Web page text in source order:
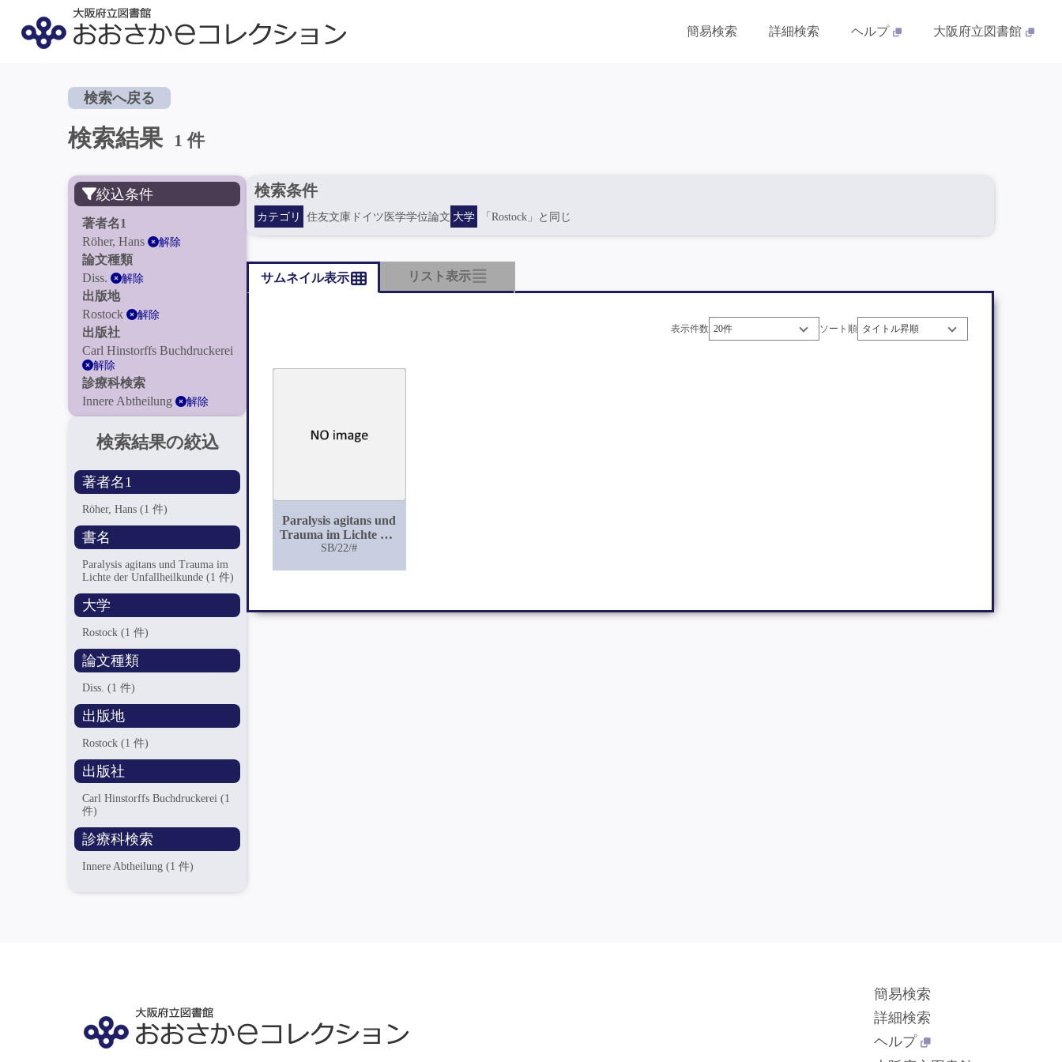
簡易検索 詳細検索 ヘルプ 大阪府立図書館
検索へ戻る
検索結果 1 件
絞込条件
著者名1
Röher, Hans
解除
論文種類
Diss.
解除
出版地
Rostock
解除
出版社
Carl Hinstorffs Buchdruckerei
解除
診療科検索
Innere Abtheilung
解除
検索結果の絞込
著者名1
Röher, Hans(1 件)
書名
Paralysis agitans und Trauma im
Lichte der Unfallheilkunde(1 件)
大学
Rostock(1 件)
論文種類
Diss.(1 件)
出版地
Rostock(1 件)
出版社
Carl Hinstorffs Buchdruckerei(1
件)
診療科検索
Innere Abtheilung(1 件)
検索条件
カテゴリ 住友文庫ドイツ医学学位論文 大学 「Rostock」と同じ
サムネイル表示 リスト表示
表示件数 ソート順
Paralysis agitans und
Trauma im Lichte der
Unfallheilkunde
SB/22/#
簡易検索
詳細検索
ヘルプ